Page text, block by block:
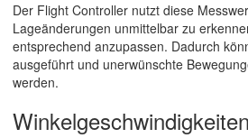
Der Flight Controller nutzt diese
Lageänderungen unmittelbar zu
entsprechend anzupassen. Dadurch
ausgeführt und unerwünschte
werden.
Winkelgeschwindigkeiten